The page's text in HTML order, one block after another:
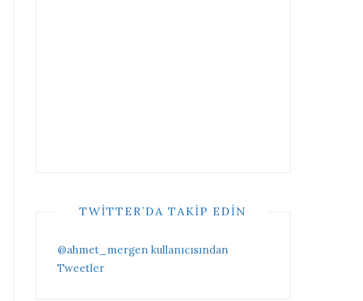
TWITTER’DA TAKIP EDIN
@ahmet_mergen kullanıcısından
Tweetler